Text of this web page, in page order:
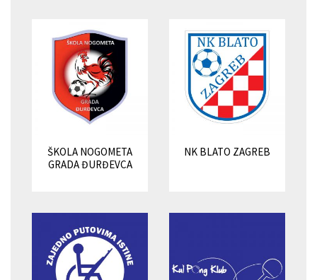
ŠKOLA NOGOMETA
GRADA ĐURĐEVCA
NK BLATO ZAGREB